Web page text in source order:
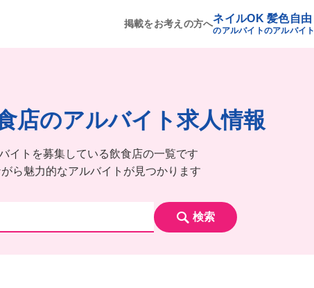
掲載をお考えの方へネイルOK
のアルバイト
髪色自由
のアルバイト
店のアルバイト求人情報
イトを募集している飲食店の一覧です
ら魅力的なアルバイトが見つかります
検索